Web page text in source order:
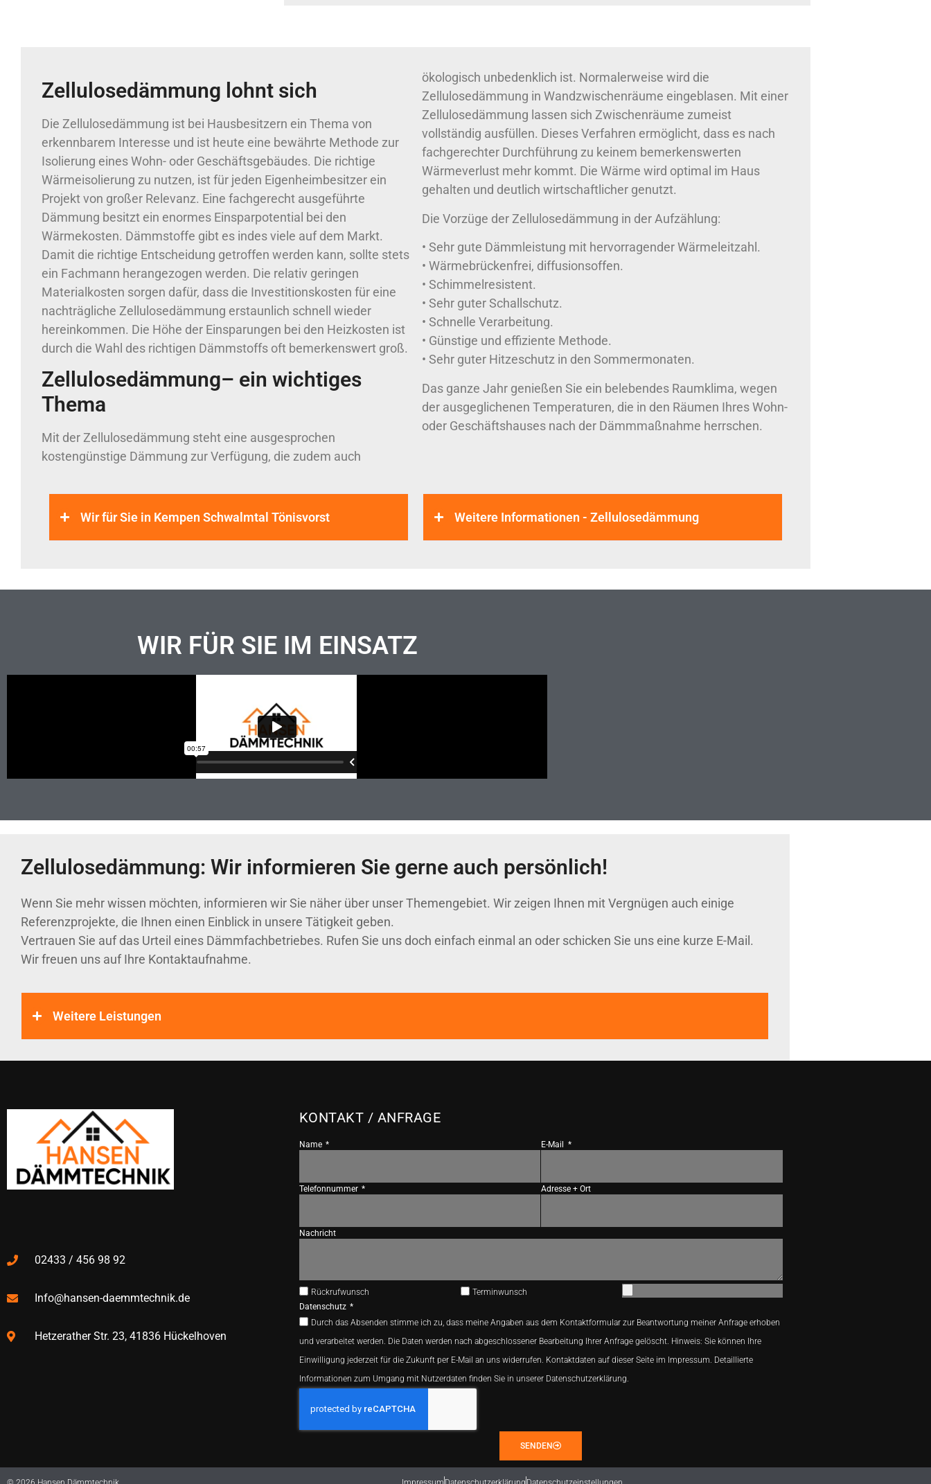
Zellulosedämmung lohnt sich
Die Zellulosedämmung ist bei Hausbesitzern ein Thema von
erkennbarem Interesse und ist heute eine bewährte Methode zur
Isolierung eines Wohn- oder Geschäftsgebäudes. Die richtige
Wärmeisolierung zu nutzen, ist für jeden Eigenheimbesitzer ein
Projekt von großer Relevanz. Eine fachgerecht ausgeführte
Dämmung besitzt ein enormes Einsparpotential bei den
Wärmekosten. Dämmstoffe gibt es indes viele auf dem Markt.
Damit die richtige Entscheidung getroffen werden kann, sollte stets
ein Fachmann herangezogen werden. Die relativ geringen
Materialkosten sorgen dafür, dass die Investitionskosten für eine
nachträgliche Zellulosedämmung erstaunlich schnell wieder
hereinkommen. Die Höhe der Einsparungen bei den Heizkosten ist
durch die Wahl des richtigen Dämmstoffs oft bemerkenswert groß.
Zellulosedämmung– ein wichtiges
Thema
Mit der Zellulosedämmung steht eine ausgesprochen
kostengünstige Dämmung zur Verfügung, die zudem auch
ökologisch unbedenklich ist. Normalerweise wird die
Zellulosedämmung in Wandzwischenräume eingeblasen. Mit einer
Zellulosedämmung lassen sich Zwischenräume zumeist
vollständig ausfüllen. Dieses Verfahren ermöglicht, dass es nach
fachgerechter Durchführung zu keinem bemerkenswerten
Wärmeverlust mehr kommt. Die Wärme wird optimal im Haus
gehalten und deutlich wirtschaftlicher genutzt.
Die Vorzüge der Zellulosedämmung in der Aufzählung:
• Sehr gute Dämmleistung mit hervorragender Wärmeleitzahl.
• Wärmebrückenfrei, diffusionsoffen.
• Schimmelresistent.
• Sehr guter Schallschutz.
• Schnelle Verarbeitung.
• Günstige und effiziente Methode.
• Sehr guter Hitzeschutz in den Sommermonaten.
Das ganze Jahr genießen Sie ein belebendes Raumklima, wegen
der ausgeglichenen Temperaturen, die in den Räumen Ihres Wohn-
oder Geschäftshauses nach der Dämmmaßnahme herrschen.
Wir für Sie in Kempen Schwalmtal Tönisvorst Weitere Informationen - Zellulosedämmung
WIR FÜR SIE IM EINSATZ
Zellulosedämmung: Wir informieren Sie gerne auch persönlich!
Wenn Sie mehr wissen möchten, informieren wir Sie näher über unser Themengebiet. Wir zeigen Ihnen mit Vergnügen auch einige
Referenzprojekte, die Ihnen einen Einblick in unsere Tätigkeit geben.
Vertrauen Sie auf das Urteil eines Dämmfachbetriebes. Rufen Sie uns doch einfach einmal an oder schicken Sie uns eine kurze E-Mail.
Wir freuen uns auf Ihre Kontaktaufnahme.
Weitere Leistungen
02433 / 456 98 92
Info@hansen-daemmtechnik.de
Hetzerather Str. 23, 41836 Hückelhoven
KONTAKT / ANFRAGE
Name E-Mail
Telefonnummer Adresse + Ort
Nachricht
Rückrufwunsch
Terminwunsch
Datenschutz
Durch das Absenden stimme ich zu, dass meine Angaben aus dem Kontaktformular zur Beantwortung meiner Anfrage erhoben
und verarbeitet werden. Die Daten werden nach abgeschlossener Bearbeitung Ihrer Anfrage gelöscht. Hinweis: Sie können Ihre
Einwilligung jederzeit für die Zukunft per E-Mail an uns widerrufen. Kontaktdaten auf dieser Seite im Impressum. Detaillierte
Informationen zum Umgang mit Nutzerdaten finden Sie in unserer Datenschutzerklärung.
SENDEN